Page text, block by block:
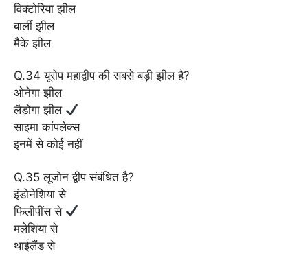
विक्टोरिया झील
बार्ली झील
मैके झील
Q.34 यूरोप महाद्वीप की सबसे बड़ी झील है?
ओनेगा झील
लैड़ोगा झील
साइमा कांपलेक्स
इनमें से कोई नहीं
Q.35 लूजोन द्वीप संबंधित है?
इंडोनेशिया से
फिलीपींस से
मलेशिया से
थाईलैंड से